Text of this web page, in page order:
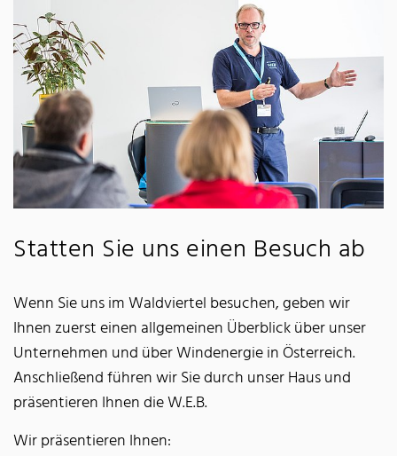
Statten Sie uns einen Besuch ab
Wenn Sie uns im Waldviertel besuchen, geben wir
Ihnen zuerst einen allgemeinen Überblick über unser
Unternehmen und über Windenergie in Österreich.
Anschließend führen wir Sie durch unser Haus und
präsentieren Ihnen die W.E.B.
Wir präsentieren Ihnen: